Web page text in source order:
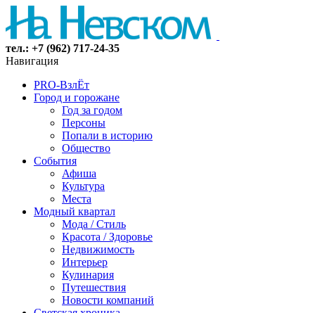
тел.: +7 (962) 717-24-35
Навигация
PRO-ВзлЁт
Город и горожане
Год за годом
Персоны
Попали в историю
Общество
События
Афиша
Культура
Места
Модный квартал
Мода / Стиль
Красота / Здоровье
Недвижимость
Интерьер
Кулинария
Путешествия
Новости компаний